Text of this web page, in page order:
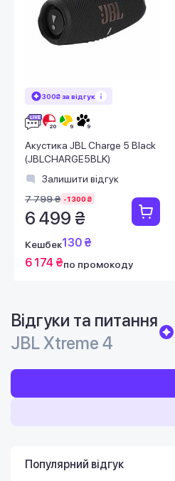
300₴ за відгук
Акустика JBL Charge 5 Black
(JBLCHARGE5BLK)
Залишити відгук
7 799 ₴ -1 300 ₴
6 499 ₴
Кешбек130 ₴
6 174 ₴по промокоду
Відгуки та питання
JBL Xtreme 4
Популярний відгук